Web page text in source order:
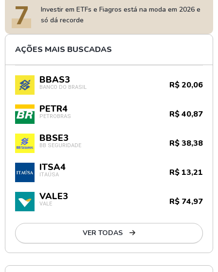
7
Investir em ETFs e Fiagros está na moda em 2026 e
só dá recorde
AÇÕES MAIS BUSCADAS
BBAS3
BANCO DO BRASIL R$ 20,06
PETR4
PETROBRAS R$ 40,87
BBSE3
BB SEGURIDADE R$ 38,38
ITSA4
ITAÚSA R$ 13,21
VALE3
VALE R$ 74,97
VER TODAS